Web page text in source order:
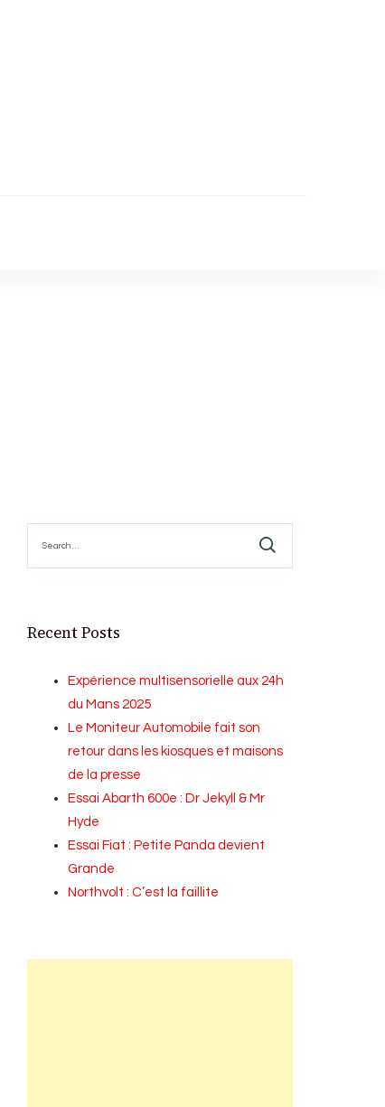
for:
Recent Posts
Expérience multisensorielle aux 24h
du Mans 2025
Le Moniteur Automobile fait son
retour dans les kiosques et maisons
de la presse
Essai Abarth 600e : Dr Jekyll & Mr
Hyde
Essai Fiat : Petite Panda devient
Grande
Northvolt : C’est la faillite